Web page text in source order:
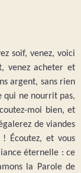
soif, venez, voici
venez acheter et
argent, sans rien
qui ne nourrit pas,
moi bien, et
de viandes
Écoutez, et vous
éternelle : ce
la Parole de